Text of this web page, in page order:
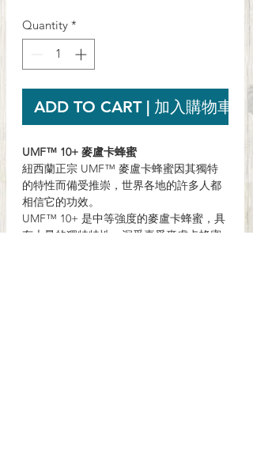
Quantity *
ADD TO CART | 加入購物車
UMF™ 10+ 麥盧卡蜂蜜
紐西蘭正宗 UMF™ 麥盧卡蜂蜜因其獨特
的特性而備受推崇，世界各地的許多人都
相信它的功效。
UMF™ 10+ 是中等強度的麥盧卡蜂蜜，具
有大量的獨特特性。深受喜愛麥盧卡蜂蜜